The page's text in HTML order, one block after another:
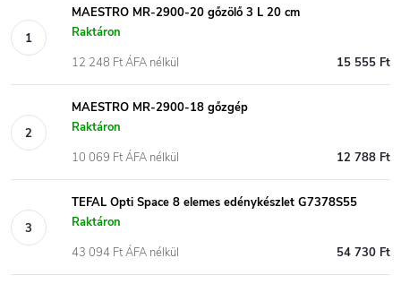
MAESTRO MR-2900-20 gőzölő 3 L 20 cm
Raktáron
15 555 Ft
12 248 Ft ÁFA nélkül
MAESTRO MR-2900-18 gőzgép
Raktáron
12 788 Ft
10 069 Ft ÁFA nélkül
TEFAL Opti Space 8 elemes edénykészlet G7378S55
Raktáron
54 730 Ft
43 094 Ft ÁFA nélkül